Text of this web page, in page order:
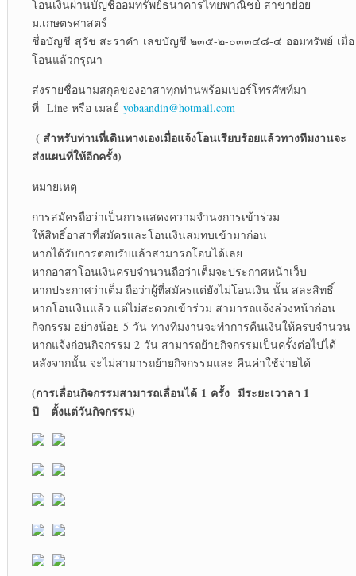
โอนเงินผ่านบัญชีออมทรัพย์ธนาคารไทยพาณิชย์ สาขาย่อย
ม.เกษตรศาสตร์
ชื่อบัญชี สุรัช สะราคำ เลขบัญชี ๒๓๕-๒-๐๓๓๔๘-๔ ออมทรัพย์ เมื่อ
โอนแล้วกรุณา
ส่งรายชื่อนามสกุลของอาสาทุกท่านพร้อมเบอร์โทรศัพท์มา
ที่ Line หรือ เมลย์ yobaandin@hotmail.com
( สำหรับท่านที่เดินทางเองเมื่อแจ้งโอนเรียบร้อยแล้วทางทีมงานจะ
ส่งแผนที่ให้อีกครั้ง)
หมายเหตุ
การสมัครถือว่าเป็นการแสดงความจำนงการเข้าร่วม
ให้สิทธิ์อาสาที่สมัครและโอนเงินสมทบเข้ามาก่อน
หากได้รับการตอบรับแล้วสามารถโอนได้เลย
หากอาสาโอนเงินครบจำนวนถือว่าเต็มจะประกาศหน้าเว็บ
หากประกาศว่าเต็ม ถือว่าผู้ที่สมัครแต่ยังไม่โอนเงิน นั้น สละสิทธิ์
หากโอนเงินแล้ว แต่ไม่สะดวกเข้าร่วม สามารถแจ้งล่วงหน้าก่อน
กิจกรรม อย่างน้อย 5 วัน ทางทีมงานจะทำการคืนเงินให้ครบจำนวน
หากแจ้งก่อนกิจกรรม 2 วัน สามารถย้ายกิจกรรมเป็นครั้งต่อไปได้
หลังจากนั้น จะไม่สามารถย้ายกิจกรรมและ คืนค่าใช้จ่ายได้
(การเลื่อนกิจกรรมสามารถเลื่อนได้1 ครั้ง มีระยะเวาลา 1
ปี ตั้งแต่วันกิจกรรม)